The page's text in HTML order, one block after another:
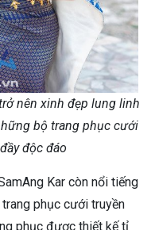
nên xinh đẹp lung linh
bộ trang phục cưới
độc đáo
Kar còn nổi tiếng
phục cưới truyền
phục được thiết kế tỉ